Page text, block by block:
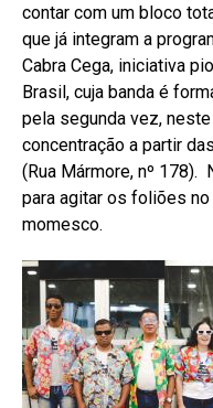
contar com um bloco
que já integram a
Cabra Cega, iniciativa
Brasil, cuja banda é
pela segunda vez,
concentração a partir
(Rua Mármore, nº
para agitar os foliões
momesco.